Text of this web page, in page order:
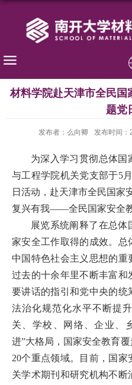
材料学院赴天津市全民国
题党
发布者：么向卿 发布时间：
为深入学习贯彻总体国
与工程学院机关党支部于5
日活动， 赴天津市全民国家
复兴有我——全民国家安全教
展览系统阐释了在总体
家安全工作取得的成效。
中国特色社会主义思想的
过去的十余年里不断丰富
要讲话的指引和党中央的
法治化规范化水平不断提
关、学校、网络、企业、
进”大格局，国家安全教育覆
20个重点领域。目前，国
关学术期刊和研究机构不